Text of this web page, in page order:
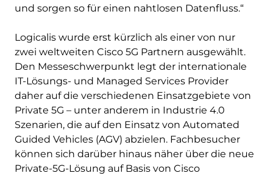
und sorgen so für einen nahtlosen Datenfluss.“
Logicalis wurde erst kürzlich als einer von nur
zwei weltweiten Cisco 5G Partnern ausgewählt.
Den Messeschwerpunkt legt der internationale
IT-Lösungs- und Managed Services Provider
daher auf die verschiedenen Einsatzgebiete von
Private 5G – unter anderem in Industrie 4.0
Szenarien, die auf den Einsatz von Automated
Guided Vehicles (AGV) abzielen. Fachbesucher
können sich darüber hinaus näher über die neue
Private-5G-Lösung auf Basis von Cisco